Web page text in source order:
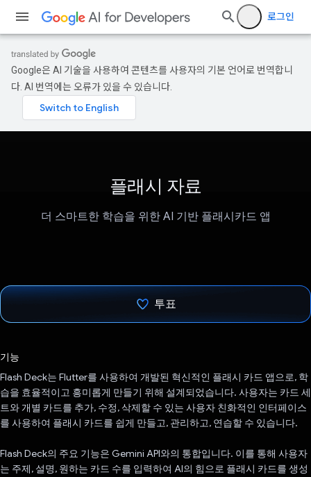
로그인
Google은 AI 기술을 사용하여 콘텐츠를 사용자의 기본 언어로 번역합니
다. AI 번역에는 오류가 있을 수 있습니다.
플래시 자료
더 스마트한 학습을 위한 AI 기반 플래시카드 앱
투표
기능
Flash Deck는 Flutter를 사용하여 개발된 혁신적인 플래시 카드 앱으로, 학
습을 효율적이고 흥미롭게 만들기 위해 설계되었습니다. 사용자는 카드 세
트와 개별 카드를 추가, 수정, 삭제할 수 있는 사용자 친화적인 인터페이스
를 사용하여 플래시 카드를 쉽게 만들고, 관리하고, 연습할 수 있습니다.
Flash Deck의 주요 기능은 Gemini API와의 통합입니다. 이를 통해 사용자
는 주제, 설명, 원하는 카드 수를 입력하여 AI의 힘으로 플래시 카드를 생성